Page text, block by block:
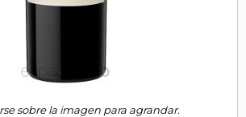
sobre la imagen para agrandar.